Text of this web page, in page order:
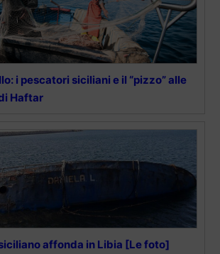
i pescatori siciliani e il “pizzo” alle
Haftar
affonda in Libia [Le foto]